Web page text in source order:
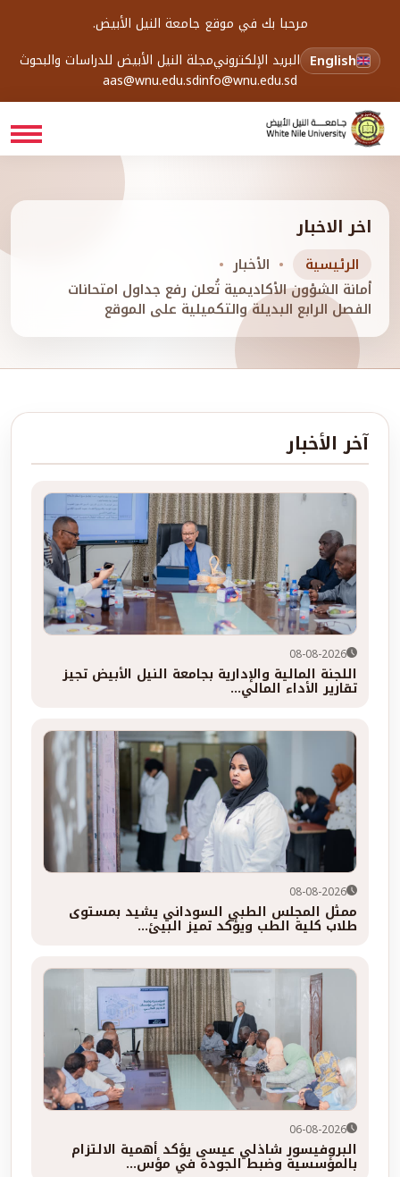
مرحبا بك في موقع جامعة النيل الأبيض.
English البريد الإلكترونيمجلة النيل الأبيض للدراسات والبحوث
info@wnu.edu.sd
aas@wnu.edu.sd
اخر الاخبار
الرئيسية
الأخبار
أمانة الشؤون الأكاديمية تُعلن رفع جداول امتحانات
الفصل الرابع البديلة والتكميلية على الموقع
آخر الأخبار
08-08-2026
اللجنة المالية والإدارية بجامعة النيل الأبيض تجيز
تقارير الأداء المالي...
08-08-2026
ممثل المجلس الطبي السوداني يشيد بمستوى
طلاب كلية الطب ويؤكد تميز البيئ...
06-08-2026
البروفيسور شاذلي عيسى يؤكد أهمية الالتزام
بالمؤسسية وضبط الجودة في مؤس...